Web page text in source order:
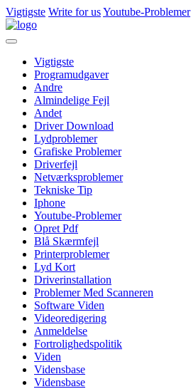
Vigtigste Write for usYoutube-Problemer
Vigtigste
Programudgaver
Andre
Almindelige Fejl
Andet
Driver Download
Lydproblemer
Grafiske Problemer
Driverfejl
Netværksproblemer
Tekniske Tip
Iphone
Youtube-Problemer
Opret Pdf
Blå Skærmfejl
Printerproblemer
Lyd Kort
Driverinstallation
Problemer Med Scanneren
Software Viden
Videoredigering
Anmeldelse
Fortrolighedspolitik
Viden
Vidensbase
Vidensbase